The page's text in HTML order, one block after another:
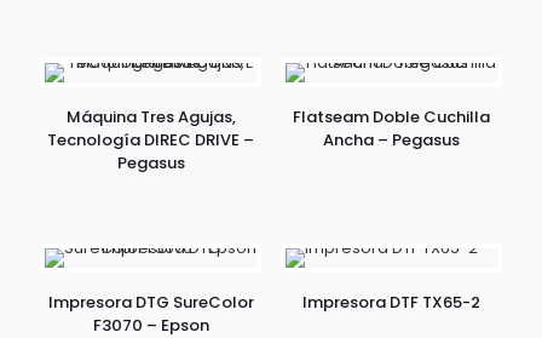
Máquina Tres Agujas,
Tecnología DIREC DRIVE –
Pegasus
Flatseam Doble Cuchilla
Ancha – Pegasus
Impresora DTG SureColor
F3070 – Epson
Impresora DTF TX65-2